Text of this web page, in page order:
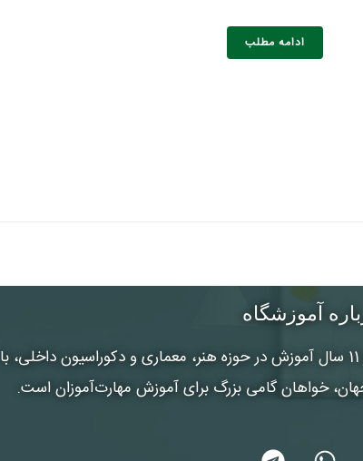
ادامه مطلب
آموزشگاه
با سابقه‌ای بیش از 11 سال آموزش در حوزه هنر، معماری و دکوراسیون داخلی، با
خواهان گامی بزرگ برای آموزش مهارت‌آموزان است.